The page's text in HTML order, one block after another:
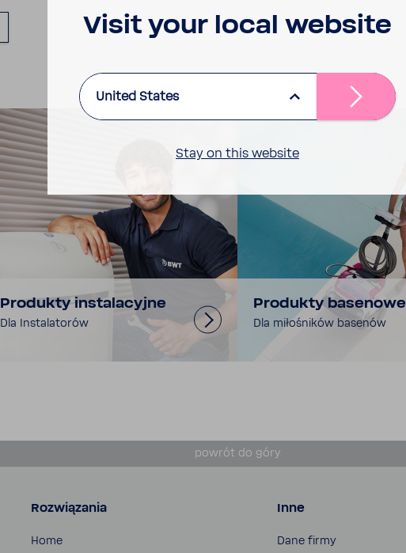
Produkty insta­la­cyjne
Dla Insta­la­torów
Produkty base­nowe
Dla miło­śników basenów
powrót do góry
Rozwiązania
Home
Inne
Dane firmy
Visit your local website
United States
Stay on this website